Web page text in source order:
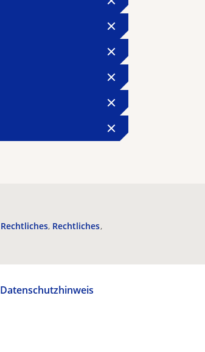
Rechtliches Rechtliches
Datenschutzhinweis